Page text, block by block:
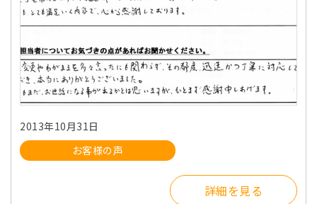
2013年10月31日
お客様の声
詳細を見る